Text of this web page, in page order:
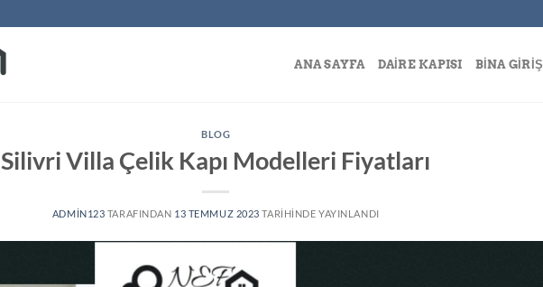
ANA SAYFA DAIRE KAPISI BINA
BLOG
Silivri Villa Çelik Kapı Modelleri Fiyatları
ADMIN123 TARAFINDAN 13 TEMMUZ 2023 TARIHINDE YAYINLANDI